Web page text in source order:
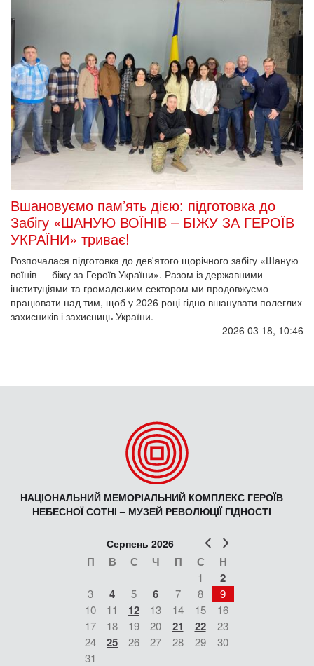
Вшановуємо пам’ять дією: підготовка до
Забігу «ШАНУЮ ВОЇНІВ – БІЖУ ЗА ГЕРОЇВ
УКРАЇНИ» триває!
Розпочалася підготовка до дев'ятого щорічного забігу «Шаную
воїнів — біжу за Героїв України». Разом із державними
інституціями та громадським сектором ми продовжуємо
працювати над тим, щоб у 2026 році гідно вшанувати полеглих
захисників і захисниць України.
2026 03 18, 10:46
НАЦІОНАЛЬНИЙ МЕМОРІАЛЬНИЙ КОМПЛЕКС ГЕРОЇВ
НЕБЕСНОЇ СОТНІ – МУЗЕЙ РЕВОЛЮЦІЇ ГІДНОСТІ
Попер
Серпень 2026
П В С Ч П С Н
1 2
3 4 5 6 7 8
9
10
11 12 13 14 15
16
17
18 19 20 21 22
23
24
25 26 27 28 29
30
31